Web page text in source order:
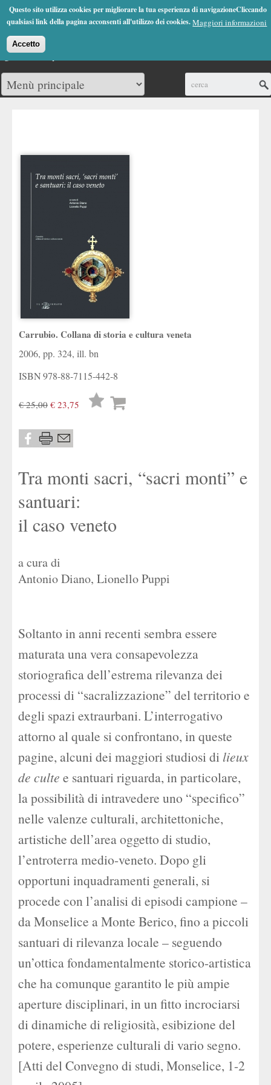
Questo sito utilizza cookies per migliorare la tua esperienza di navigazioneCliccando
qualsiasi link della pagina acconsenti all'utilizzo dei cookies.Maggiori informazioni
Accetto
Jump to Navigation
(0)
Carrubio. Collana di storia e cultura veneta
2006, pp. 324, ill. bn
ISBN978-88-7115-442-8
€ 25,00 € 23,75
Lista
Tra monti sacri, “sacri monti” e
santuari:
il caso veneto
a cura di
Antonio Diano, Lionello Puppi
Soltanto in anni recenti sembra essere
maturata una vera consapevolezza
storiografica dell’estrema rilevanza dei
processi di “sacralizzazione” del territorio e
degli spazi extraurbani. L’interrogativo
attorno al quale si confrontano, in queste
pagine, alcuni dei maggiori studiosi di lieux
de culte e santuari riguarda, in particolare,
la possibilità di intravedere uno “specifico”
nelle valenze culturali, architettoniche,
artistiche dell’area oggetto di studio,
l’entroterra medio-veneto. Dopo gli
opportuni inquadramenti generali, si
procede con l’analisi di episodi campione –
da Monselice a Monte Berico, fino a piccoli
santuari di rilevanza locale – seguendo
un’ottica fondamentalmente storico-artistica
che ha comunque garantito le più ampie
aperture disciplinari, in un fitto incrociarsi
di dinamiche di religiosità, esibizione del
potere, esperienze culturali di vario segno.
[Atti del Convegno di studi, Monselice, 1-2